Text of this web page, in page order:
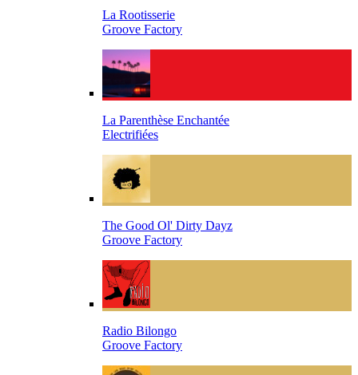
La Rootisserie
Groove Factory
La Parenthèse Enchantée
Electrifiées
The Good Ol' Dirty Dayz
Groove Factory
Radio Bilongo
Groove Factory